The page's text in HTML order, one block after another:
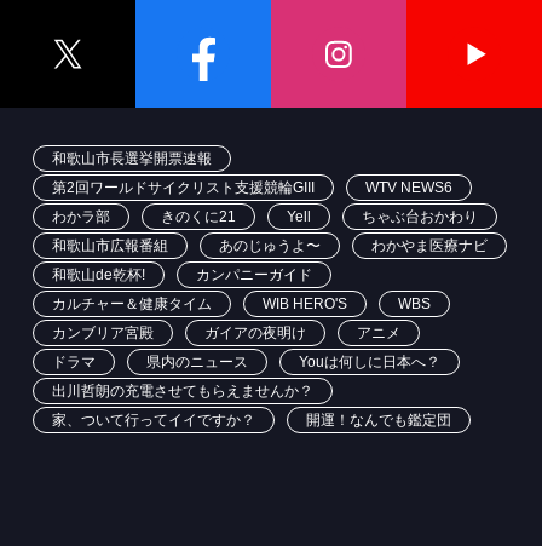
和歌山市長選挙開票速報
第2回ワールドサイクリスト支援競輪GIII
WTV NEWS6
わかラ部
きのくに21 Yell
ちゃぶ台おかわり
和歌山市広報番組
あのじゅうよ〜
わかやま医療ナビ
和歌山de乾杯!
カンパニーガイド
カルチャー＆健康タイム
WIB HERO'S
WBS
カンブリア宮殿
ガイアの夜明け
アニメ
ドラマ
県内のニュース
Youは何しに日本へ？
出川哲朗の充電させてもらえませんか？
家、ついて行ってイイですか？
開運！なんでも鑑定団